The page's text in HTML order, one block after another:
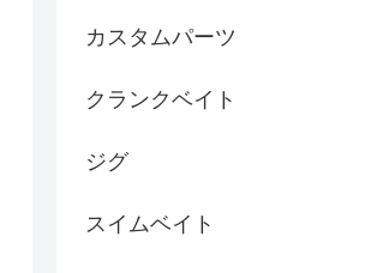
カスタムパーツ
クランクベイト
ジグ
スイムベイト